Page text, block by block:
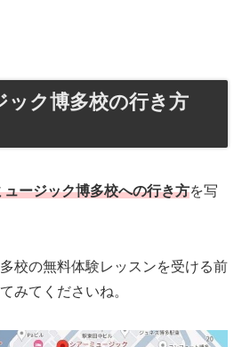
ック博多校の行き方
ージック博多校への行き方を写
校の無料体験レッスンを受ける前
みてくださいね。